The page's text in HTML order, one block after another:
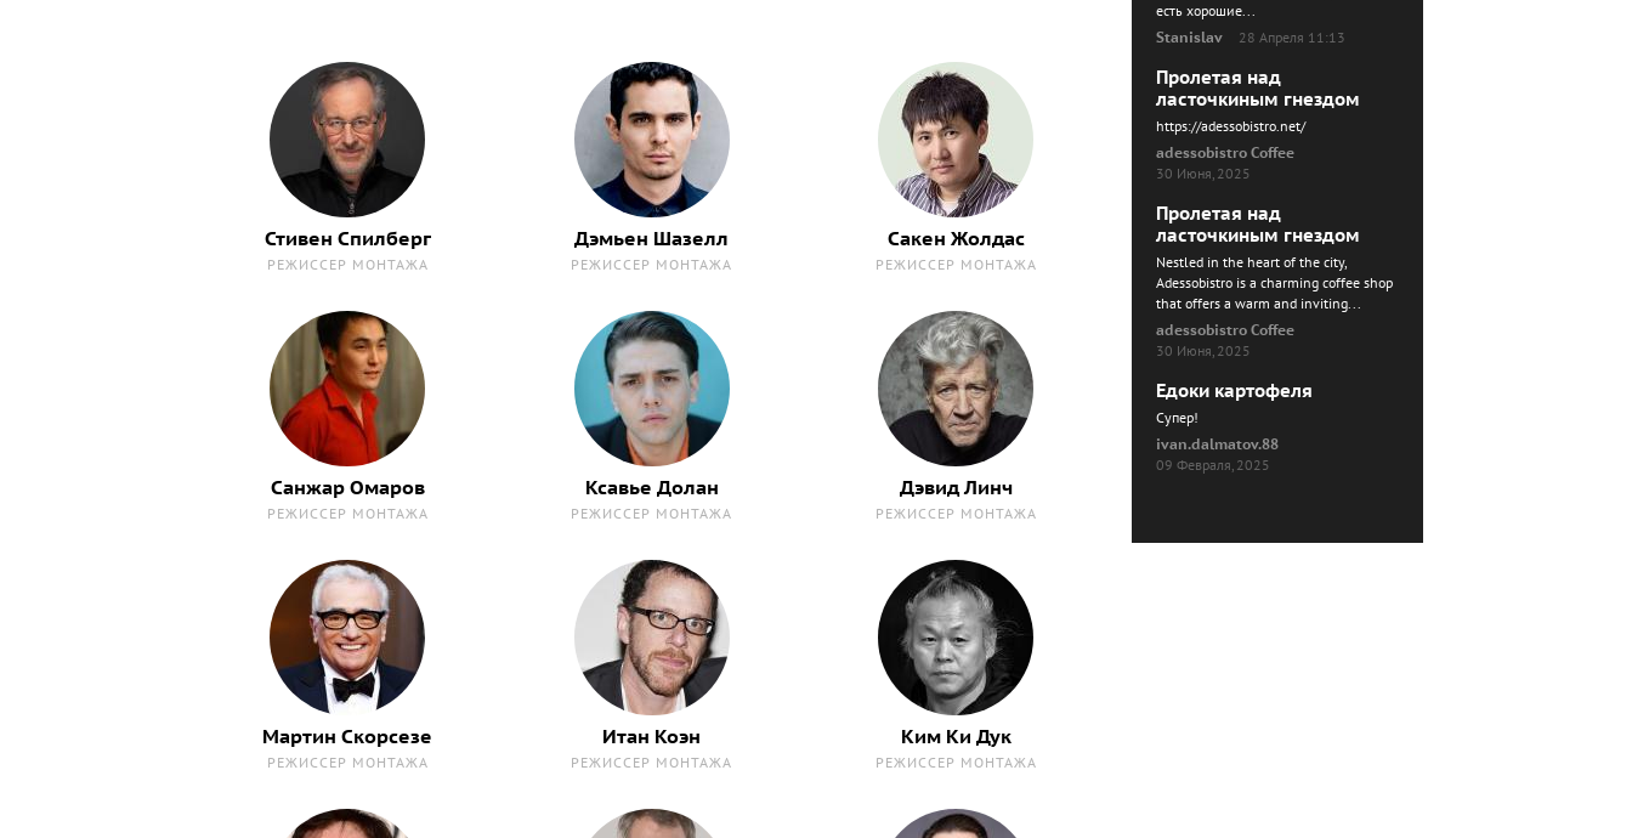
Стивен Спилберг
РЕЖИССЕР МОНТАЖА
Дэмьен Шазелл
РЕЖИССЕР МОНТАЖА
Сакен Жолдас
РЕЖИССЕР МОНТАЖА
Санжар Омаров
РЕЖИССЕР МОНТАЖА
Ксавье Долан
РЕЖИССЕР МОНТАЖА
Дэвид Линч
РЕЖИССЕР МОНТАЖА
Мартин Скорсезе
РЕЖИССЕР МОНТАЖА
Итан Коэн
РЕЖИССЕР МОНТАЖА
Ким Ки Дук
РЕЖИССЕР МОНТАЖА
есть хорошие...
Stanislav
28 Апреля 11:13
Пролетая над
ласточкиным гнездом
https://adessobistro.net/
adessobistro Coffee
30 Июня, 2025
Пролетая над
ласточкиным гнездом
Nestled in the heart of the city,
Adessobistro is a charming coffee shop
that offers a warm and inviting...
adessobistro Coffee
30 Июня, 2025
Едоки картофеля
Cупер!
ivan.dalmatov.88
09 Февраля, 2025